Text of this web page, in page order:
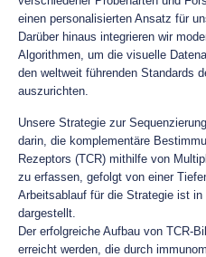
einen personalisierten Ansatz für
Darüber hinaus integrieren wir
Algorithmen, um die visuelle
den weltweit führenden Standards
auszurichten.
Unsere Strategie zur
darin, die komplementäre
Rezeptors (TCR) mithilfe von
zu erfassen, gefolgt von einer
Arbeitsablauf für die Strategie ist in
dargestellt.
Der erfolgreiche Aufbau von TCR-
erreicht werden, die durch